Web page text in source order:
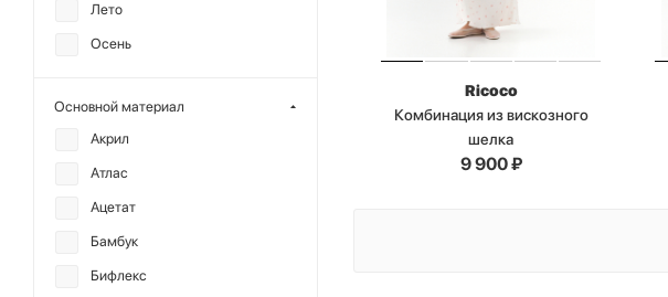
Ricoco
Комбинация из вискозного
шелка
9 900₽
MIARTLAND
MUSE ME
Лето
Осень
Основной материал
Акрил
Атлас
Ацетат
Бамбук
Бифлекс